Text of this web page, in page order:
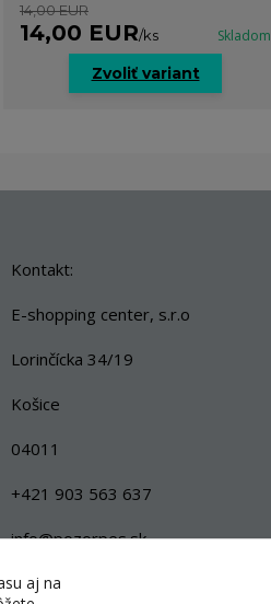
14,00 EUR
14,00 EUR/ks Skladom
Zvoliť variant
Kontakt:
E-shopping center, s.r.o
Lorinčícka 34/19
Košice
04011
+421 903 563 637
info@pozorpes.sk
aj na